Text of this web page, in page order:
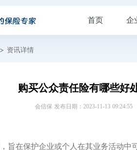
首页 企
> 资讯详情
购买公众责任险有哪些好
会信保 发布日期：2023-11-13 09:24:55
旨在保护企业或个人在其业务活动中